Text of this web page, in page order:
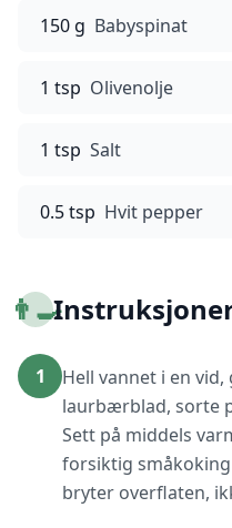
150 g Babyspinat
1 tsp Olivenolje
1 tsp Salt
0.5 tsp Hvit pepper
👨‍🍳
1
Hell vannet i en
laurbærblad, sorte
Sett på middels
forsiktig
bryter overflaten,